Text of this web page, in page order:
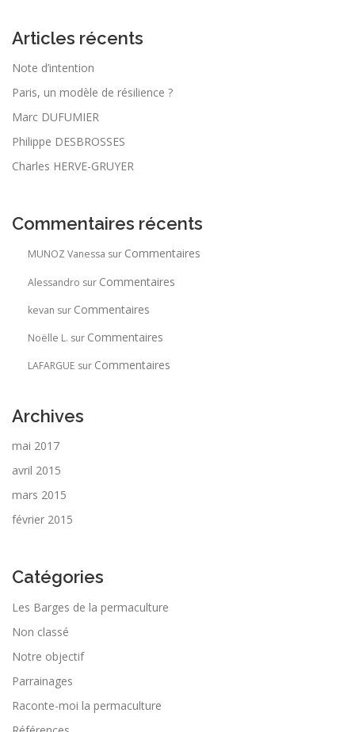
Articles récents
Note d’intention
Paris, un modèle de résilience ?
Marc DUFUMIER
Philippe DESBROSSES
Charles HERVE-GRUYER
Commentaires récents
MUNOZ Vanessa sur Commentaires
Alessandro sur Commentaires
kevan sur Commentaires
Noëlle L. sur Commentaires
LAFARGUE sur Commentaires
Archives
mai 2017
avril 2015
mars 2015
février 2015
Catégories
Les Barges de la permaculture
Non classé
Notre objectif
Parrainages
Raconte-moi la permaculture